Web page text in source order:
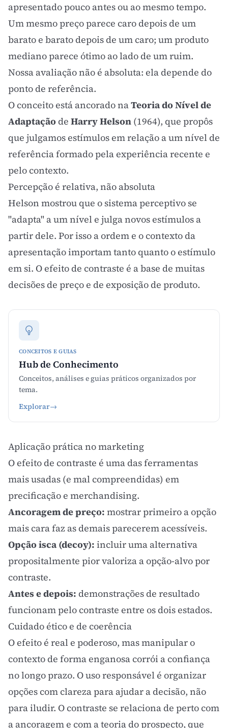
apresentado pouco antes ou ao mesmo tempo.
Um mesmo preço parece caro depois de um
barato e barato depois de um caro; um produto
mediano parece ótimo ao lado de um ruim.
Nossa avaliação não é absoluta: ela depende do
ponto de referência.
O conceito está ancorado naTeoria do Nível de
Adaptaçãode Harry Helson (1964), que propôs
que julgamos estímulos em relação a um nível de
referência formado pela experiência recente e
pelo contexto.
Percepção é relativa, não absoluta
Helson mostrou que o sistema perceptivo se
"adapta" a um nível e julga novos estímulos a
partir dele. Por isso a ordem e o contexto da
apresentação importam tanto quanto o estímulo
em si. O efeito de contraste é a base de muitas
decisões de preço e de exposição de produto.
CONCEITOS E GUIAS
Hub de Conhecimento
Conceitos, análises e guias práticos organizados por
tema.
Explorar→
Aplicação prática no marketing
O efeito de contraste é uma das ferramentas
mais usadas (e mal compreendidas) em
precificação e merchandising.
Ancoragem de preço: mostrar primeiro a opção
mais cara faz as demais parecerem acessíveis.
Opção isca (decoy): incluir uma alternativa
propositalmente pior valoriza a opção-alvo por
contraste.
Antes e depois: demonstrações de resultado
funcionam pelo contraste entre os dois estados.
Cuidado ético e de coerência
O efeito é real e poderoso, mas manipular o
contexto de forma enganosa corrói a confiança
no longo prazo. O uso responsável é organizar
opções com clareza para ajudar a decisão, não
para iludir. O contraste se relaciona de perto com
a ancoragem e com ateoria do prospecto, que